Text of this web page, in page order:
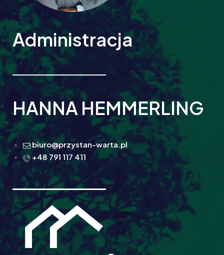
Administracja
HANNA HEMMERLING
biuro@przystan-warta.pl
+48 791 117 411